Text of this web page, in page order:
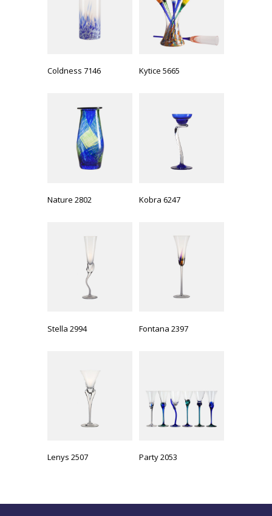
Coldness 7146 Kytice 5665
Nature 2802 Kobra 6247
Stella 2994 Fontana 2397
Lenys 2507 Party 2053